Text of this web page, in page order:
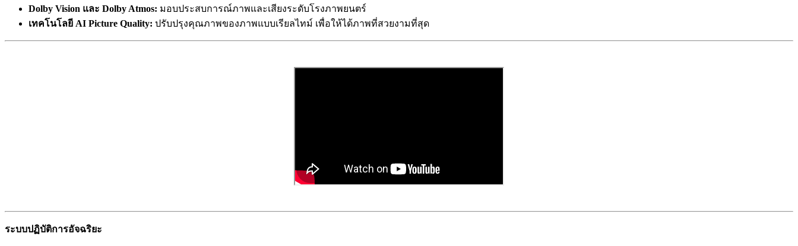
Dolby Vision และ Dolby Atmos: มอบประสบการณ์ภาพและเสียงระดับโรงภาพยนตร์
เทคโนโลยี AI Picture Quality: ปรับปรุงคุณภาพของภาพแบบเรียลไทม์ เพื่อให้ได้ภาพที่สวยงามที่สุด
ระบบปฏิบัติการอัจฉริยะ